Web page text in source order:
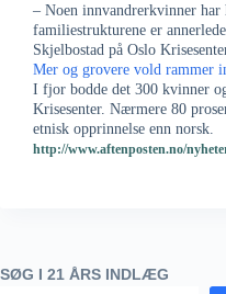
– Noen innvandrerkvinner har
familiestrukturene er
Skjelbostad på Oslo
Mer og grovere vold rammer
I fjor bodde det 300 kvinner
Krisesenter. Nærmere 80
etnisk opprinnelse enn norsk.
http://www.aftenposten.no/
SØG I 21 ÅRS INDLÆG